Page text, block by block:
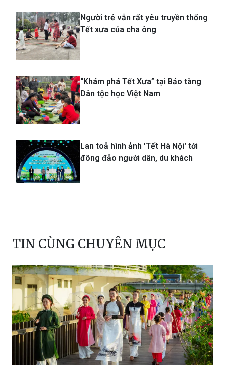
Người trẻ vẫn rất yêu truyền thống
Tết xưa của cha ông
“Khám phá Tết Xưa” tại Bảo tàng
Dân tộc học Việt Nam
Lan toả hình ảnh 'Tết Hà Nội' tới
đông đảo người dân, du khách
TIN CÙNG CHUYÊN MỤC